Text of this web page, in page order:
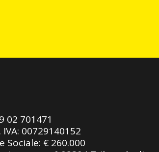
02 701471
IVA: 00729140152
Sociale: € 260.000